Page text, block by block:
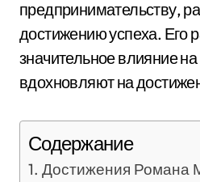
предпринимательству,
достижению успеха. Его
значительное влияние
вдохновляют на
Содержание
Достижения Романа